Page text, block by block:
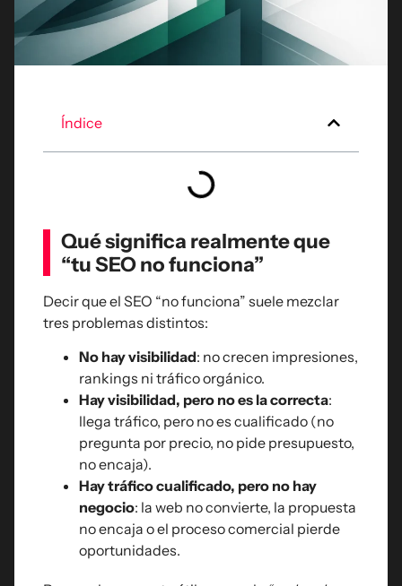
Índice
Qué significa realmente que
“tu SEO no funciona”
Decir que el SEO “no funciona” suele mezclar
tres problemas distintos:
No hay visibilidad: no crecen impresiones,
rankings ni tráfico orgánico.
Hay visibilidad, pero no es la correcta:
llega tráfico, pero no es cualificado (no
pregunta por precio, no pide presupuesto,
no encaja).
Hay tráfico cualificado, pero no hay
negocio: la web no convierte, la propuesta
no encaja o el proceso comercial pierde
oportunidades.